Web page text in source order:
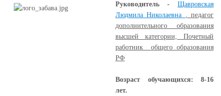
Руководитель - Щавровская
Людмила Николаевна , педагог
дополнительного образования
высшей категории, Почетный
работник общего образования
РФ
Возраст обучающихся: 8-16
лет.